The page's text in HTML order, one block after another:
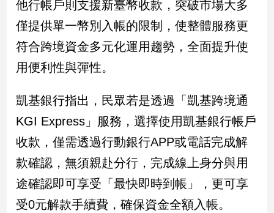
台
灣
觀
點
娛
樂
娛
樂
星
行/
他行帳戶則支援新臺幣收款，突破市場大多
僅提供單一幣別入帳的限制，使整體服務更
符合跨境資金多元化運用趨勢，全面提升使
用便利性與彈性。
凱基銀行指出，民眾若是透過「凱基跨境通
KGI Express」服務，選擇使用凱基銀行帳戶
收款，僅需透過行動銀行APP或電話完成解
款確認，無須親赴分行，完成線上身分與用
途確認即可享受「最快即時到帳」，更可享
受0元解款手續費，確保資金全額入帳。